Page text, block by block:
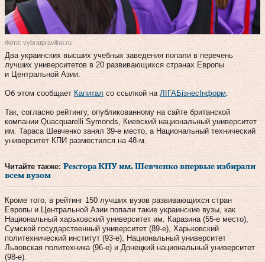
Фото: vybratpravilno.ru
Два украинских высших учебных заведения попали в перечень
лучших университетов в 20 развивающихся странах Европы
и Центральной Азии.
Об этом сообщает Капитал со ссылкой на ЛIГАБiзнесIнформ
Так, согласно рейтингу, опубликованному на сайте британской
компании Quacquarelli Symonds, Киевский национальный университет
им. Тараса Шевченко занял 39-е место, а Национальный технический
университет КПИ разместился на 48-м.
Читайте также: Ректора КНУ им. Шевченко впервые избирали
всем вузом
Кроме того, в рейтинг 150 лучших вузов развивающихся стран
Европы и Центральной Азии попали такие украинские вузы, как
Национальный харьковский университет им. Каразина (55-е место),
Сумской государственный университет (89-е), Харьковский
политехнический институт (93-е), Национальный университет
Львовская политехника (96-е) и Донецкий национальный университет
(98-е).